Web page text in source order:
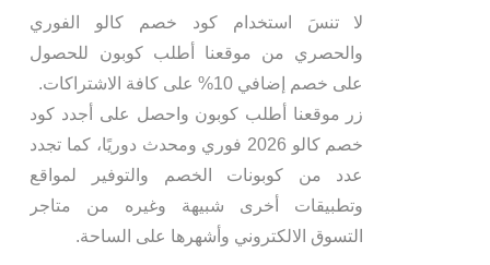
لا تنسَ استخدام كود خصم كالو الفوري
والحصري من موقعنا أطلب كوبون للحصول
على خصم إضافي 10% على كافة الاشتراكات.
زر موقعنا أطلب كوبون واحصل على أجدد كود
خصم كالو 2026 فوري ومحدث دوريًا، كما تجدد
عدد من كوبونات الخصم والتوفير لمواقع
وتطبيقات أخرى شبيهة وغيره من متاجر
التسوق الالكتروني وأشهرها على الساحة.